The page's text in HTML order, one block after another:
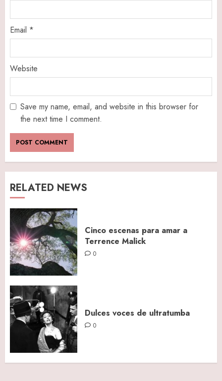
Email *
Website
Save my name, email, and website in this browser for
the next time I comment.
RELATED NEWS
Cinco escenas para amar a
Terrence Malick
0
Dulces voces de ultratumba
0